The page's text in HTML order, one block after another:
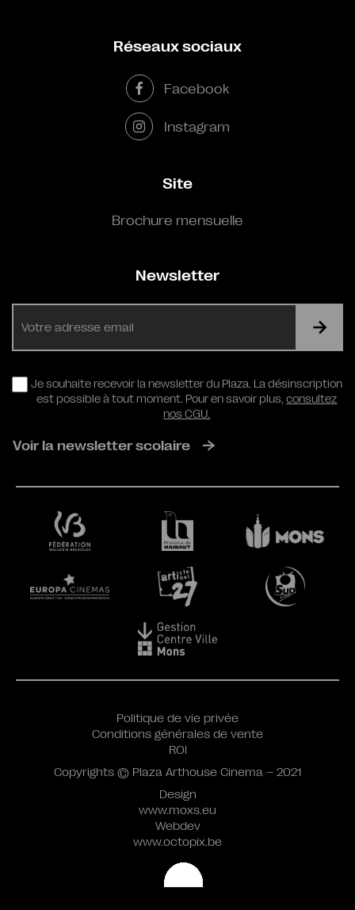
Réseaux sociaux
Facebook
Instagram
Site
Brochure mensuelle
Newsletter
RGPD
Je souhaite recevoir la newsletter du Plaza. La désinscription
est possible à tout moment. Pour en savoir plus,consultez
nos CGU.
Voir la newsletter scolaire
Design
www.moxs.eu
Webdev
www.octopix.be
Politique de vie privée
Conditions générales de vente
ROI
Copyrights © Plaza Arthouse Cinema – 2021